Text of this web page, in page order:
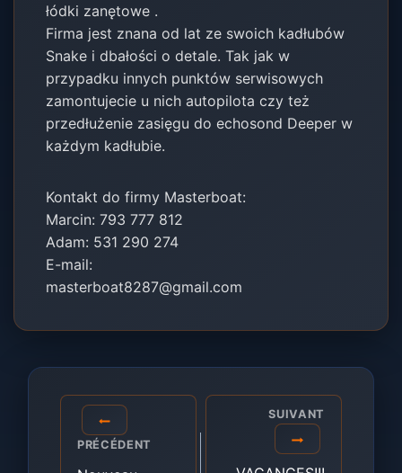
łódki zanętowe .
Firma jest znana od lat ze swoich kadłubów
Snake i dbałości o detale. Tak jak w
przypadku innych punktów serwisowych
zamontujecie u nich autopilota czy też
przedłużenie zasięgu do echosond Deeper w
każdym kadłubie.
Kontakt do firmy Masterboat:
Marcin: 793 777 812
Adam: 531 290 274
E-mail:
masterboat8287@gmail.com
Navigation
de
l’article
PRÉCÉDENT
SUIVANT